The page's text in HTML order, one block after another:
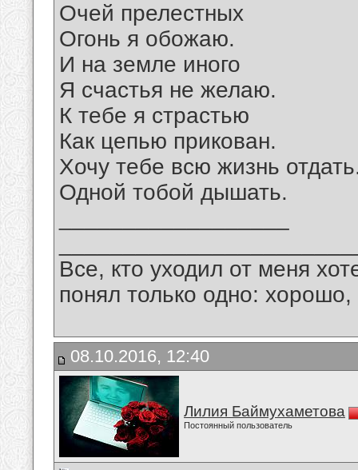
Очей прелестных
Огонь я обожаю.
И на земле иного
Я счастья не желаю.
К тебе я страстью
Как цепью прикован.
Хочу тебе всю жизнь
Одной тобой дышать.
Все, кто уходил от меня
понял только одно:
08.10.2016, 12:40
Лилия Баймухаметова
Постоянный пользователь